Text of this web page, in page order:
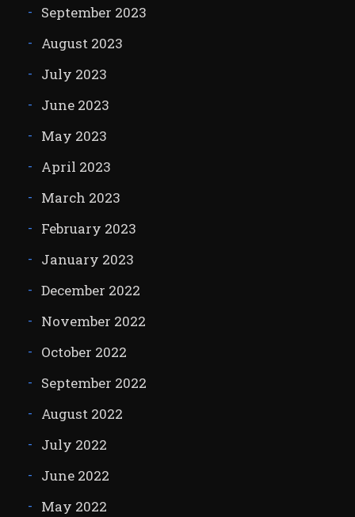
September 2023
August 2023
July 2023
June 2023
May 2023
April 2023
March 2023
February 2023
January 2023
December 2022
November 2022
October 2022
September 2022
August 2022
July 2022
June 2022
May 2022